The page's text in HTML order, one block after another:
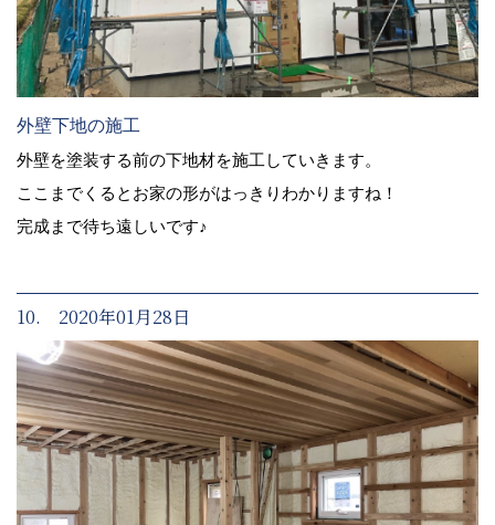
外壁下地の施工
外壁を塗装する前の下地材を施工していきます。
ここまでくるとお家の形がはっきりわかりますね！
完成まで待ち遠しいです♪
10. 2020年01月28日